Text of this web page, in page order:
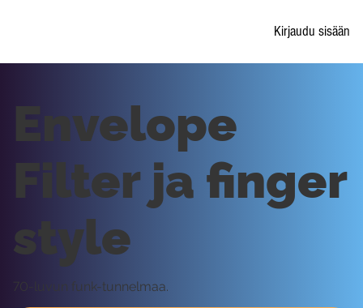
Kirjaudu sisään
Envelope
Filter ja finger
style
70-luvun funk-tunnelmaa.